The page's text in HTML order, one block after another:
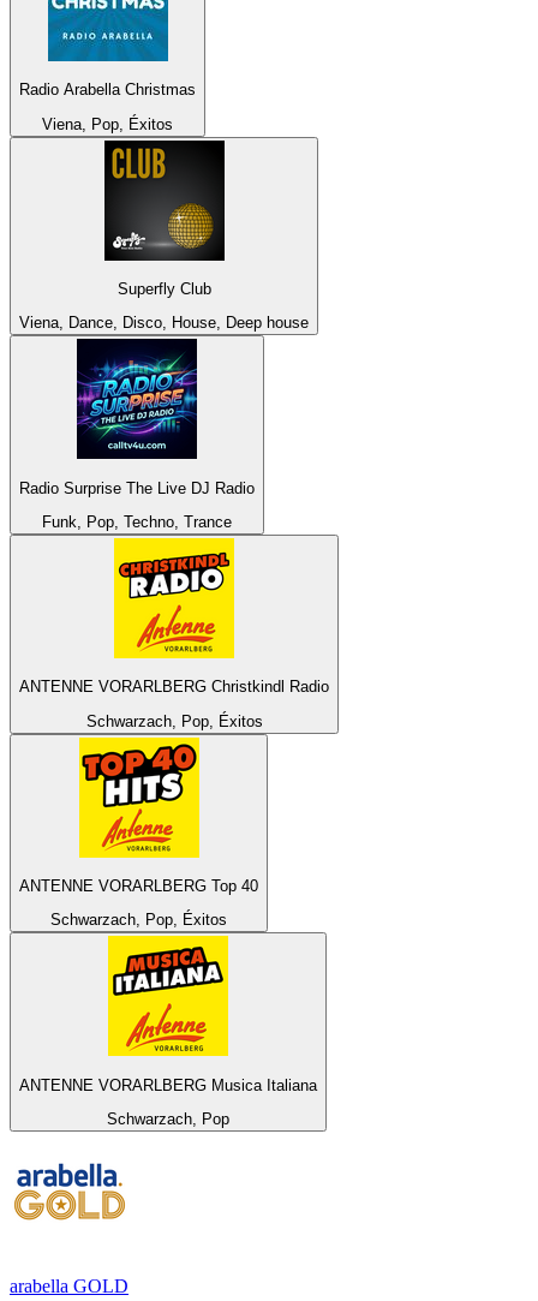
Radio Arabella Christmas
Viena, Pop, Éxitos
Superfly Club
Viena, Dance, Disco, House, Deep house
Radio Surprise The Live DJ Radio
Funk, Pop, Techno, Trance
ANTENNE VORARLBERG Christkindl Radio
Schwarzach, Pop, Éxitos
ANTENNE VORARLBERG Top 40
Schwarzach, Pop, Éxitos
ANTENNE VORARLBERG Musica Italiana
Schwarzach, Pop
arabella GOLD